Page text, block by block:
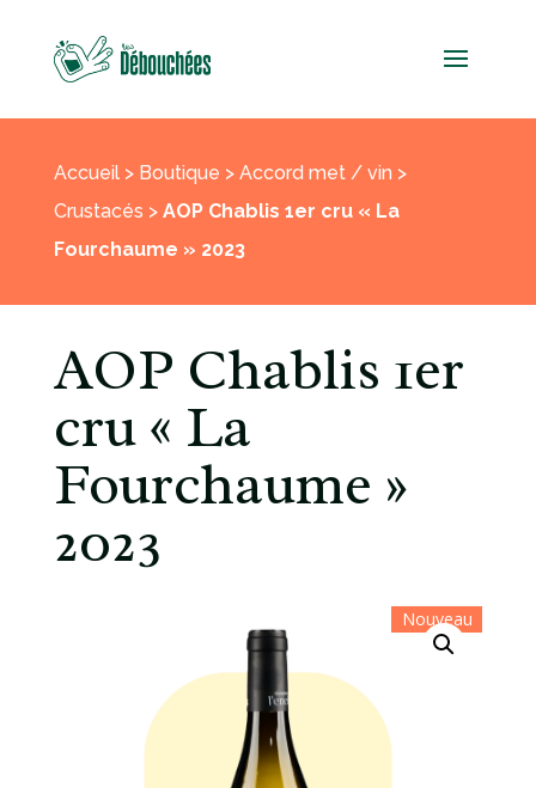
Accueil> Boutique > Accord met / vin >
Crustacés > AOP Chablis 1er cru « La
Fourchaume » 2023
AOP Chablis 1er
cru « La
Fourchaume »
2023
Nouveau